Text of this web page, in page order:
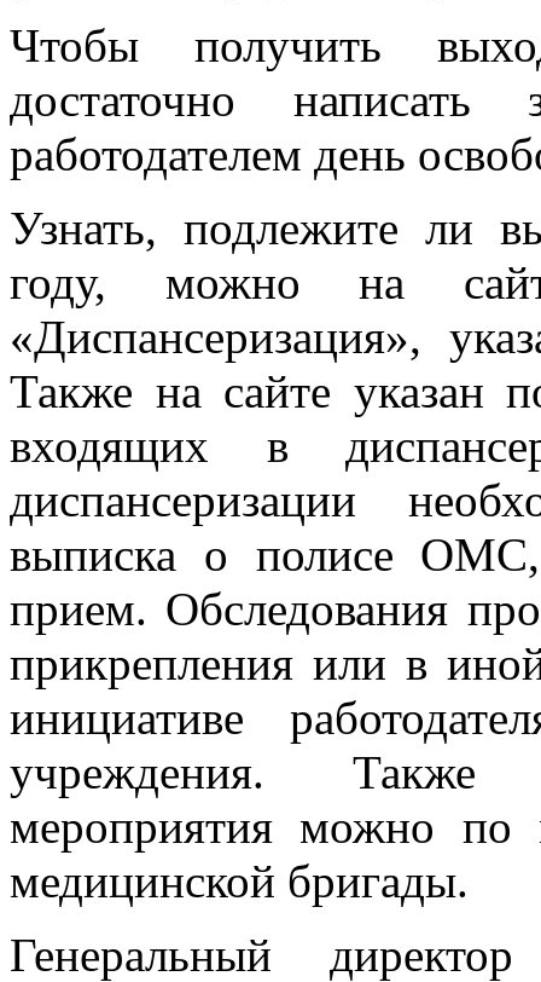
Чтобы получить
достаточно написать
работодателем день
Узнать, подлежите ли
году, можно на
«Диспансеризация»,
Также на сайте указан
входящих в
диспансеризации
выписка о полисе
прием. Обследования
прикрепления или в
инициативе
учреждения. Также
мероприятия можно по
медицинской бригады.
Генеральный